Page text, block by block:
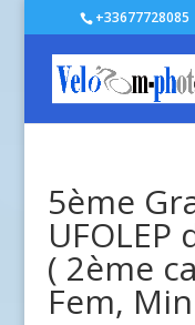
+33677728085
5ème
( 2ème
Fem,